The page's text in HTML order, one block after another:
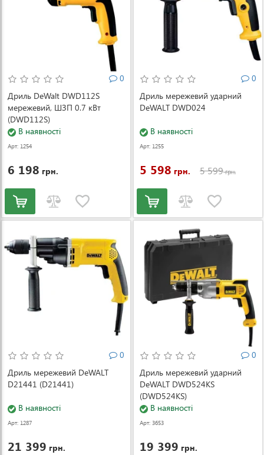
0
Дриль DeWalt DWD112S
мережевий, ШЗП 0.7 кВт
(DWD112S)
В наявності
Арт: 1254
6 198 грн.
0
Дриль мережевий ударний
DeWALT DWD024
В наявності
Арт: 1255
5 598 грн. 5 599грн.
0
Дриль мережевий DeWALT
D21441 (D21441)
В наявності
Арт: 1287
21 399 грн.
0
Дриль мережевий ударний
DeWALT DWD524KS
(DWD524KS)
В наявності
Арт: 3653
19 399 грн.